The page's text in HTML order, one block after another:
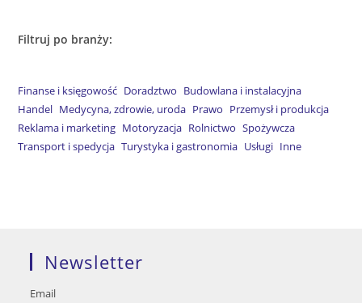
Filtruj po branży:
Finanse i księgowość Doradztwo Budowlana i instalacyjna
Handel Medycyna, zdrowie, uroda Prawo Przemysł i produkcja
Reklama i marketing Motoryzacja Rolnictwo Spożywcza
Transport i spedycja Turystyka i gastronomia Usługi Inne
Newsletter
Email